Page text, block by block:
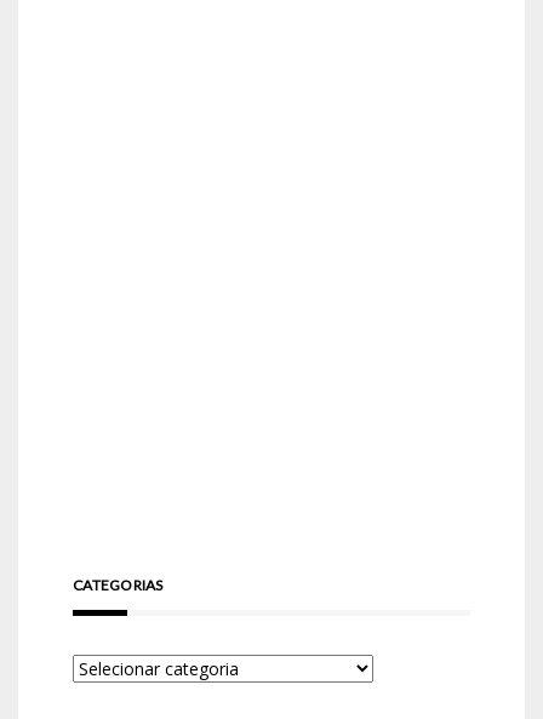
CATEGORIAS